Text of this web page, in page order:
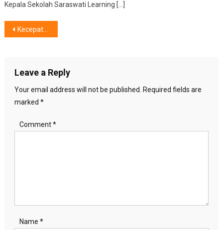
Kepala Sekolah Saraswati Learning […]
Post
Kecepatan Unduh Jaringan 5G di Indonesia, Tergolong Rendah
Leave a Reply
Your email address will not be published.
Required fields are
marked *
Comment*
Name *